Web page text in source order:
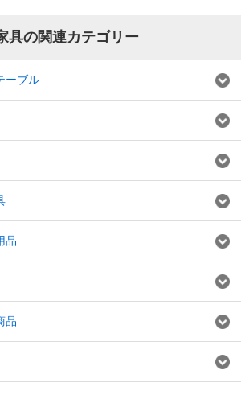
具の関連カテゴリー
ーブル
品
品